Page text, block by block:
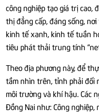
công nghiệp tạo giá trị cao,
thị đẳng cấp, đáng sống,
kinh tế xanh, kinh tế tuần
tiêu phát thải trung tính
Theo địa phương này, để
tầm nhìn trên, tỉnh phải đối
môi trường và khí hậu. Các
Đồng Nai như: Công